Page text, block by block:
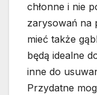
chłonne i nie
zarysowań na
mieć także
będą idealne
inne do
Przydatne